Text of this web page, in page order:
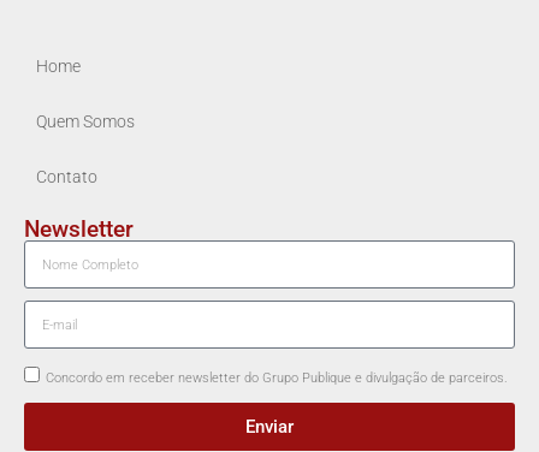
Home
Quem Somos
Contato
Newsletter
Concordo em receber newsletter do Grupo Publique e divulgação de parceiros.
Enviar